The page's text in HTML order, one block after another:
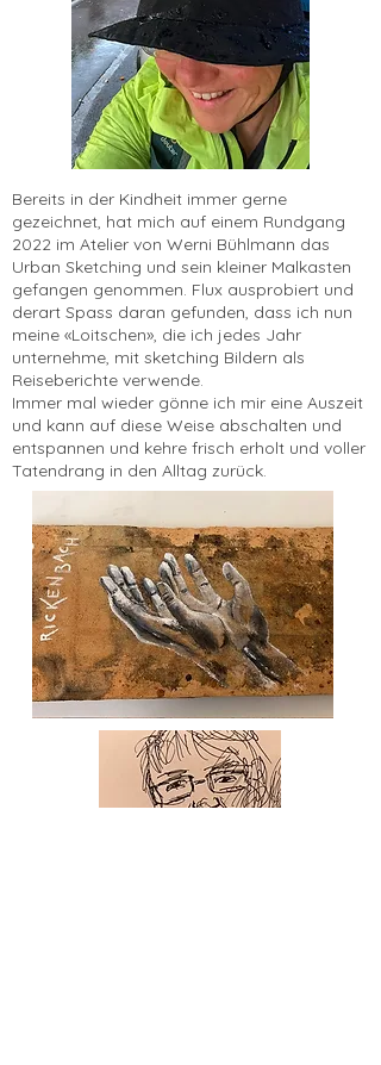
Bereits in der Kindheit immer gerne
gezeichnet, hat mich auf einem Rundgang
2022 im Atelier von Werni Bühlmann das
Urban Sketching und sein kleiner Malkasten
gefangen genommen. Flux ausprobiert und
derart Spass daran gefunden, dass ich nun
meine «Loitschen», die ich jedes Jahr
unternehme, mit sketching Bildern als
Reiseberichte verwende.
Immer mal wieder gönne ich mir eine Auszeit
und kann auf diese Weise abschalten und
entspannen und kehre frisch erholt und voller
Tatendrang in den Alltag zurück.